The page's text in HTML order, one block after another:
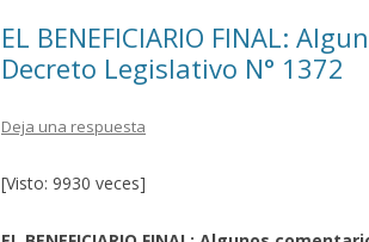
EL BENEFICIARIO FINAL:
Decreto Legislativo N° 1372
Deja una respuesta
[Visto: 9930 veces]